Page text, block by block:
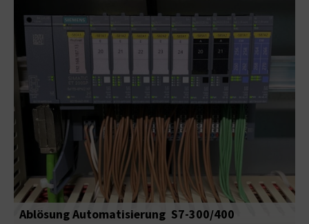
Ablösung Automatisierung S7-300/400